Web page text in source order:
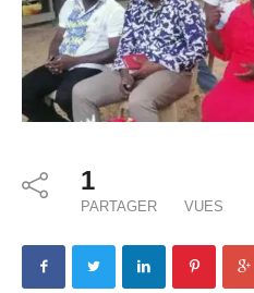
1
PARTAGER VUES